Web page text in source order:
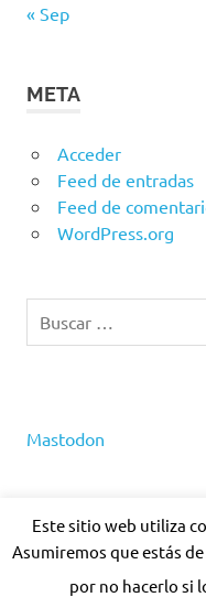
« Sep
META
Acceder
Feed de entradas
Feed de
WordPress.org
Mastodon
Tema para
Este sitio web utiliza
Asumiremos que estás
por no hacerlo si